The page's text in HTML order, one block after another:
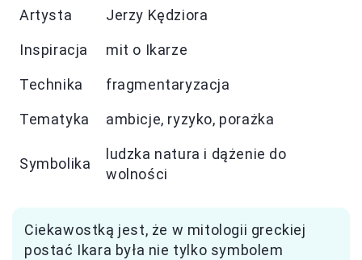
Artysta Jerzy Kędziora
Inspiracja mit o Ikarze
Technika fragmentaryzacja
Tematyka ambicje, ryzyko, porażka
Symbolika
ludzka natura i dążenie do
wolności
Ciekawostką jest, że w mitologii greckiej
postać Ikara była nie tylko symbolem